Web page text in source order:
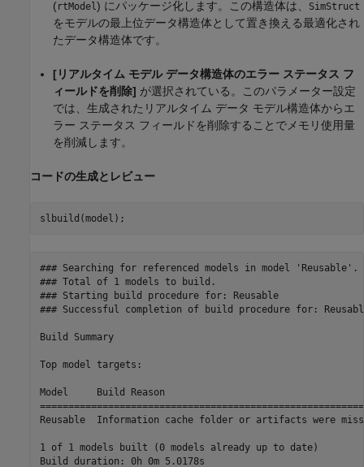
(rtModel) にパッケージ化します。この構造体は、 SimStruct
をモデルの最上位データ構造体として置き換える最適化され
たデータ構造体です。
[リアルタイム モデル データ構造体のエラー ステータス フ
ィールドを削除] が選択されている。このパラメーター設定
では、生成されたリアルタイム データ モデル構造体からエ
ラー ステータス フィールドを削除することでメモリ使用量
を削減します。
コードの生成とレビュー
### Searching for referenced models in model 'Reusable'.
### Total of 1 models to build.
### Starting build procedure for: Reusable
### Successful completion of build procedure for:
Build Summary
Top model targets:
Model     Build Reason
Reusable  Information cache folder or artifacts were
1 of 1 models built (0 models already up to date)